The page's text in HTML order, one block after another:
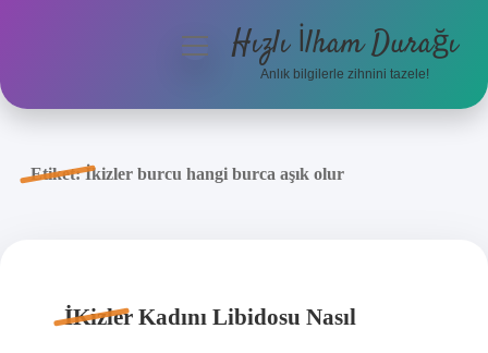
Anasayfa
menüyüHızlı İlham Durağı
Anlık bilgilerle zihnini tazele!
Etiket:İkizler burcu hangi burca aşık olur
İKizler Kadını Libidosu Nasıl